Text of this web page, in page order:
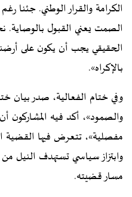
الكرامة والقرار الوطني. جئنا
الصمت يعني القبول بالوصاية.
الحقيقي يجب أن يكون على
بالإكراه».
وفي ختام الفعالية، صدر بيان
والصمود»، أكد فيه المشاركون
مفصلية»، تتعرض فيها القضية
وابتزاز سياسي تستهدف
مسار قضيته.